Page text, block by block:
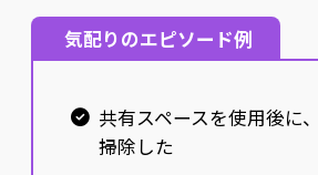
気配りのエピソード例
共有スペースを使用後に
掃除した